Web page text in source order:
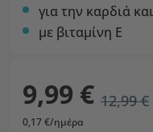
για την καρδιά
με βιταμίνη Ε
9,99 € 12,99 €
0,17 €/ημέρα